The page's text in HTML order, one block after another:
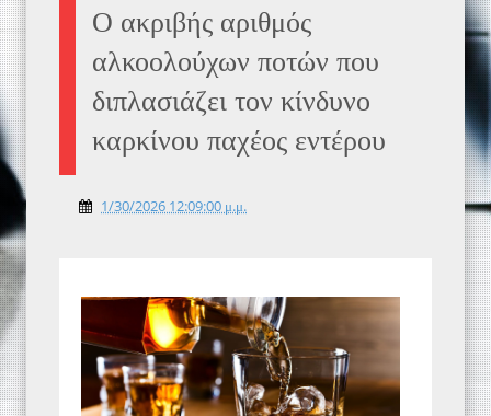
Ο ακριβής αριθμός
αλκοολούχων ποτών που
διπλασιάζει τον κίνδυνο
καρκίνου παχέος εντέρου
1/30/2026 12:09:00 μ.μ.